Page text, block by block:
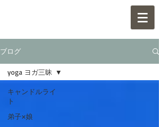
ブログ
キャンドルライ
ト
弟子×娘
yoga ヨガ三昧